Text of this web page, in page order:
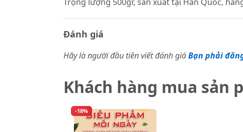
Đánh giá
Hãy là người đầu tiên viết đánh giáBạn phải
Khách hàng mua sản
-18%